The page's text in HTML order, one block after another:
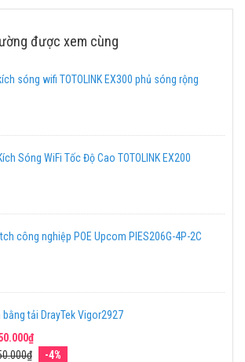
được xem cùng
sóng wifi TOTOLINK EX300 phủ sóng rộng
Sóng WiFi Tốc Độ Cao TOTOLINK EX200
công nghiệp POE Upcom PIES206G-4P-2C
bằng tải DrayTek Vigor2927
-4%